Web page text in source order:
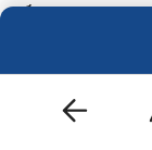
был один из
Владимир
серверов
вскрытие